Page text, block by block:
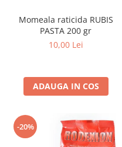
Momeala raticida RUBIS
PASTA 200 gr
10,00 Lei
ADAUGA IN COS
-20%